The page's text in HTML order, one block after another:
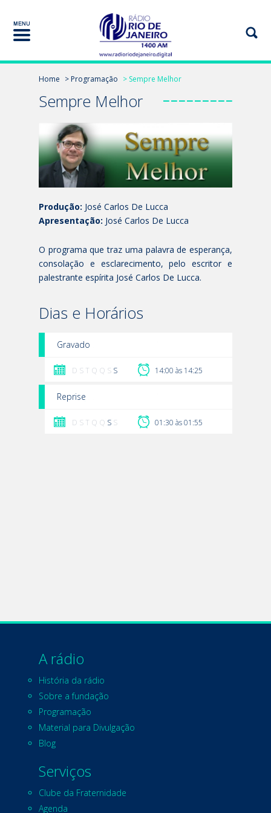
Home > Programação > Sempre Melhor
Sempre Melhor
Produção: José Carlos De Lucca
Apresentação: José Carlos De Lucca
O programa que traz uma palavra de esperança,
consolação e esclarecimento, pelo escritor e
palestrante espírita José Carlos De Lucca.
Dias e Horários
Gravado
D S T Q Q S S 14:00 às 14:25
Reprise
D S T Q Q S S 01:30 às 01:55
A rádio
História da rádio
Sobre a fundação
Programação
Material para Divulgação
Blog
Serviços
Clube da Fraternidade
Agenda